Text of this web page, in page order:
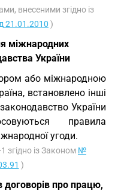
внесеними згідно із
21.01.2010 )
міжнародних
України
або міжнародною
встановлено інші
України
правила
угоди.
згідно із Законом №
)
договорів про працю,